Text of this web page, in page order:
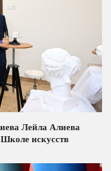
Лейла Алиева
искусств